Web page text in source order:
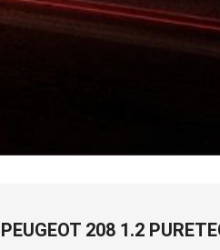
PEUGEOT 208 1.2